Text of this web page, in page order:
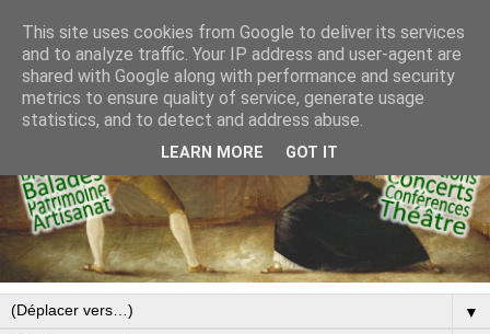
▼
This site uses cookies from Google to deliver its services
and to analyze traffic. Your IP address and user-agent are
shared with Google along with performance and security
metrics to ensure quality of service, generate usage
statistics, and to detect and address abuse.
LEARN MORE GOT IT